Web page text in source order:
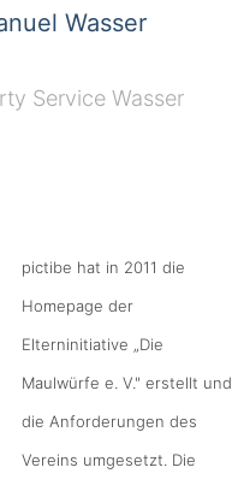
Wasser
Service Wasser
pictibe hat in 2011 die
Homepage der
Elterninitiative „Die
Maulwürfe e. V." erstellt und
die Anforderungen des
Vereins umgesetzt. Die